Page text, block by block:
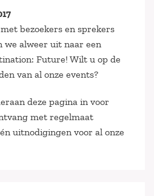
bezoekers en sprekers
alweer uit naar een
Future! Wilt u op de
van al onze events?
deze pagina in voor
met regelmaat
uitnodigingen voor al onze